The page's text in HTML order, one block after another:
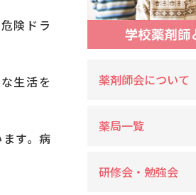
険ドラ
生活を
す。病
薬剤師会について
薬局一覧
研修会・勉強会